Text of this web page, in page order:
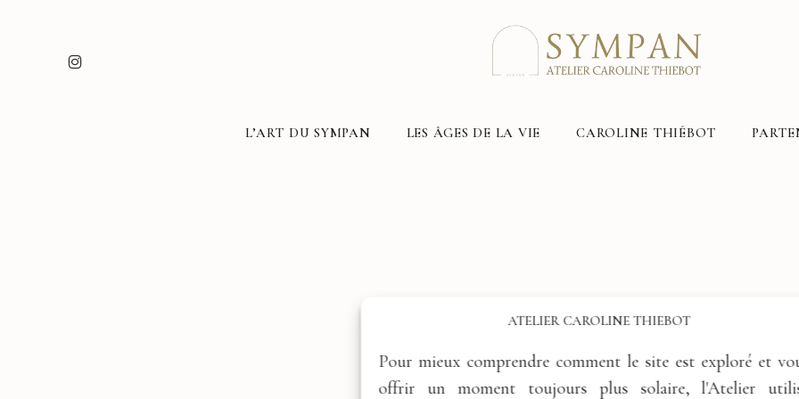
ATELIER CAROLINE THIEBOT
Pour mieux comprendre comment le site est exploré et
offrir un moment toujours plus solaire, l'Atelier
INSTAGRAM
L’ART DU SYMPAN LES ÂGES DE LA VIE CAROLINE THIÉBOT